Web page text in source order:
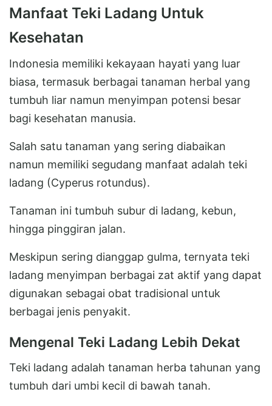
Manfaat Teki Ladang Untuk
Kesehatan
Indonesia memiliki kekayaan hayati yang luar
biasa, termasuk berbagai tanaman herbal yang
tumbuh liar namun menyimpan potensi besar
bagi kesehatan manusia.
Salah satu tanaman yang sering diabaikan
namun memiliki segudang manfaat adalah teki
ladang (Cyperus rotundus).
Tanaman ini tumbuh subur di ladang, kebun,
hingga pinggiran jalan.
Meskipun sering dianggap gulma, ternyata teki
ladang menyimpan berbagai zat aktif yang dapat
digunakan sebagai obat tradisional untuk
berbagai jenis penyakit.
Mengenal Teki Ladang Lebih Dekat
Teki ladang adalah tanaman herba tahunan yang
tumbuh dari umbi kecil di bawah tanah.